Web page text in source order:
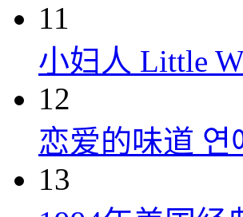
11
小妇人 Little
12
恋爱的味道 연
13